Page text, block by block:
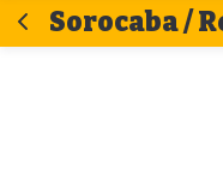
Sorocaba /